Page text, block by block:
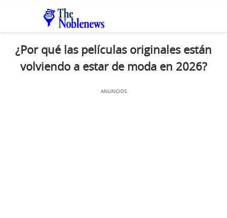
¿Por qué las películas originales están
volviendo a estar de moda en 2026?
ANUNCIOS